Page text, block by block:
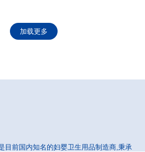
加载更多
目前国内知名的妇婴卫生用品制造商,秉承